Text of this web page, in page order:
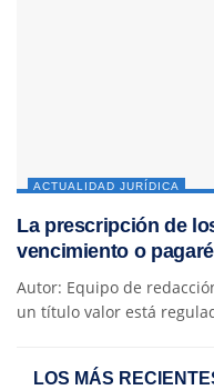
ACTUALIDAD JURÍDICA
La prescripción de
vencimiento o
Autor: Equipo de
un título valor está
LOS MÁS